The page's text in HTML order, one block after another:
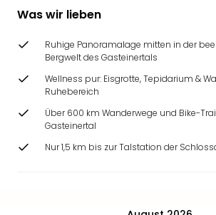
Was wir lieben
Ruhige Panoramalage mitten in der
Bergwelt des Gasteinertals
Wellness pur: Eisgrotte, Tepidarium &
Ruhebereich
Über 600 km Wanderwege und Bike-
Gasteinertal
Nur 1,5 km bis zur Talstation der